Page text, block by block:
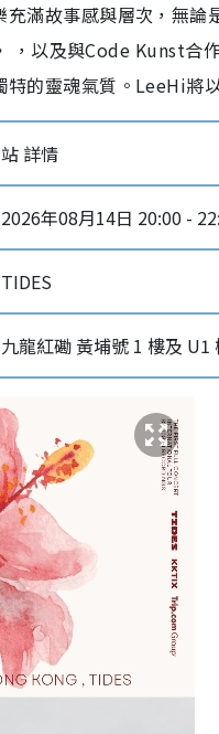
充滿故事感與層次，無
，以及與Code Kunst
的靈魂氣質。LeeHi將
詳情
2026年08月14日 20:00 -
TIDES
九龍紅磡 黃埔號 1 樓及 U1